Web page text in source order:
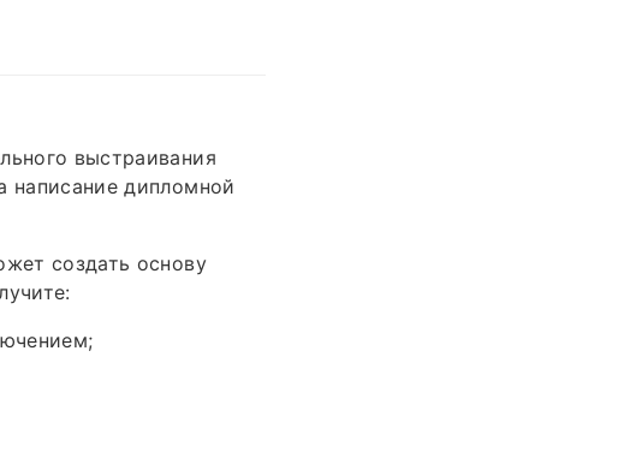
выстраивания
написание дипломной
создать основу